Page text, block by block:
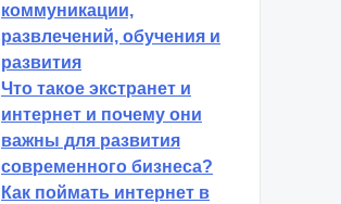
коммуникации,
развлечений, обучения и
развития
Что такое экстранет и
интернет и почему они
важны для развития
современного бизнеса?
Как поймать интернет в